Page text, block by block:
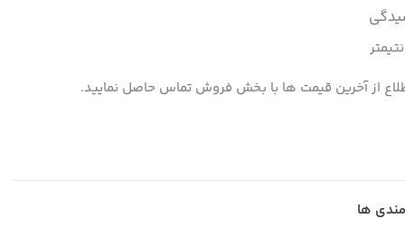
از آخرین قیمت ها با بخش فروش تماس حاصل نمایید.
ها